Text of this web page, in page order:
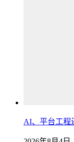
AI、平台工程